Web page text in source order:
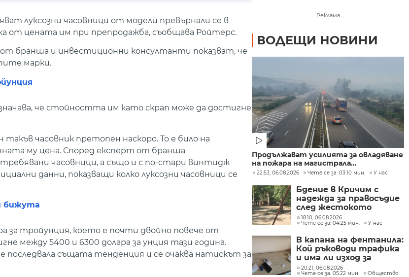
луксозни часовници от модели превърнали се в
от цената им при препродажба, съобщава Ройтерс.
бранша и инвестиционни консултанти показват, че
марки.
че стойността им като скрап може да достигне
часовник претопен наскоро. То е било на
му цена. Според експерт от бранша
часовници, а също и с по-стари винтидж
данни, показващи колко луксозни часовници се
бижута
за тройунция, което е почти двойно повече от
между 5400 и 6300 долара за унция тази година.
последвала същата тенденция и се очаква натискът за
Реклама
ВОДЕЩИ НОВИНИ
Продължават усилията за овладяване
на пожара на магистрала...
22:53, 06.08.2026 Чете се за: 03:10 мин. У нас
Бдение в Кричим с
надежда за правосъдие
след жестокото
убийство на млад мъж
в Пловдив от
18:10, 06.08.2026
Чете се за: 04:25 мин.
У нас
В капана на фентанила:
Кой ръководи трафика
и има ли изход за
пристрастените?
20:21, 06.08.2026
Чете се за: 05:22 мин.
Общество